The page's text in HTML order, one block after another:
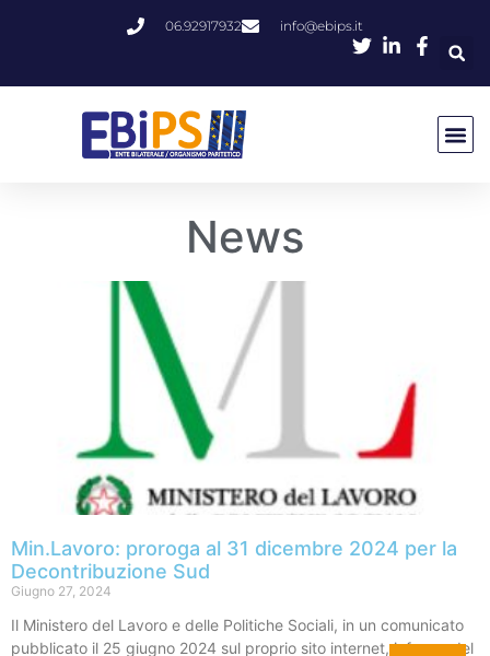
06.92917932 info@ebips.it
News
Min.Lavoro: proroga al 31 dicembre 2024 per la
Decontribuzione Sud
Giugno 27, 2024
Il Ministero del Lavoro e delle Politiche Sociali, in un comunicato
pubblicato il 25 giugno 2024 sul proprio sito internet, informa del